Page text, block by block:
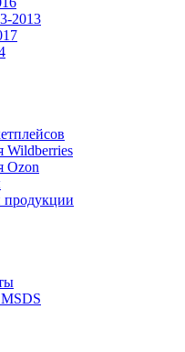
2013
Wildberries
Ozon
продукции